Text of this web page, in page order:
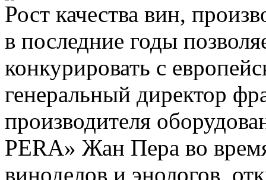
Рост качества вин,
в последние годы
конкурировать с
генеральный директор
производителя
PERA» Жан Пера во
виноделов и энологов,